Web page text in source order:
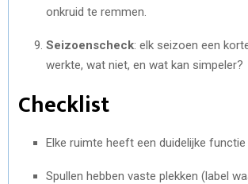
onkruid te remmen.
Seizoenscheck: elk seizoen een
werkte, wat niet, en wat kan simpeler?
Checklist
Elke ruimte heeft een duidelijke functie
Spullen hebben vaste plekken (label